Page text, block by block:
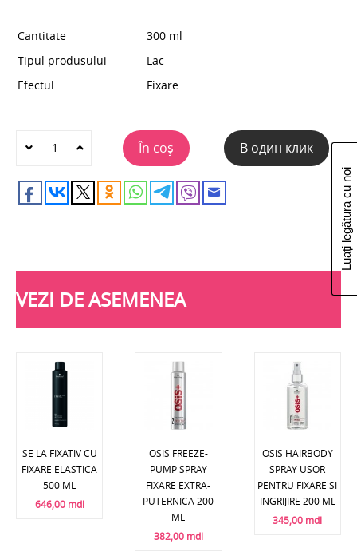
Luați legătura cu noi
Cantitate
300 ml
Tipul produsului
Lac
Efectul
Fixare
În coș В один клик
VEZI DE ASEMENEA
SE LA FIXATIV CU
FIXARE ELASTICA
500 ML
646,00 mdl
OSIS FREEZE-
PUMP SPRAY
FIXARE EXTRA-
PUTERNICA 200
ML
382,00 mdl
OSIS HAIRBODY
SPRAY USOR
PENTRU FIXARE SI
INGRIJIRE 200 ML
345,00 mdl